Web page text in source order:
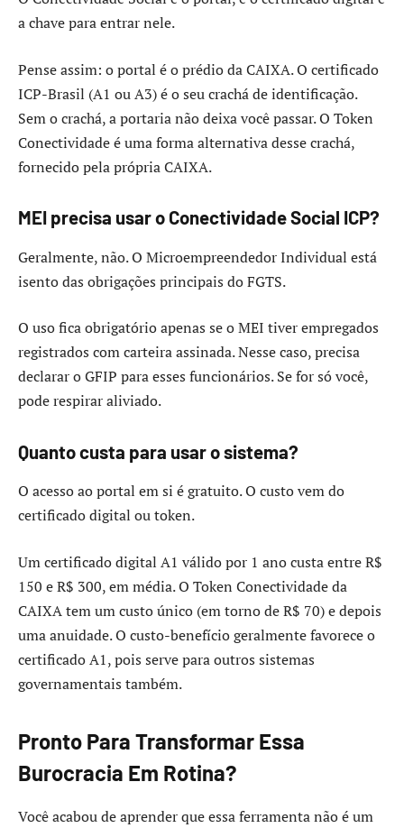
a chave para entrar nele.
Pense assim: o portal é o prédio da CAIXA. O certificado
ICP-Brasil (A1 ou A3) é o seu crachá de identificação.
Sem o crachá, a portaria não deixa você passar. O Token
Conectividade é uma forma alternativa desse crachá,
fornecido pela própria CAIXA.
MEI precisa usar o Conectividade Social ICP?
Geralmente, não. O Microempreendedor Individual está
isento das obrigações principais do FGTS.
O uso fica obrigatório apenas se o MEI tiver empregados
registrados com carteira assinada. Nesse caso, precisa
declarar o GFIP para esses funcionários. Se for só você,
pode respirar aliviado.
Quanto custa para usar o sistema?
O acesso ao portal em si é gratuito. O custo vem do
certificado digital ou token.
Um certificado digital A1 válido por 1 ano custa entre R$
150 e R$ 300, em média. O Token Conectividade da
CAIXA tem um custo único (em torno de R$ 70) e depois
uma anuidade. O custo-benefício geralmente favorece o
certificado A1, pois serve para outros sistemas
governamentais também.
Pronto Para Transformar Essa
Burocracia Em Rotina?
Você acabou de aprender que essa ferramenta não é um